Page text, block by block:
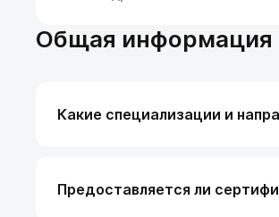
Общая информация
Какие специализации и
Предоставляется ли